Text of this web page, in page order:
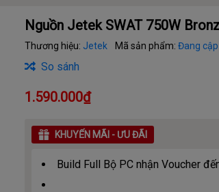
Nguồn Jetek SWAT 750W
Thương hiệu: Jetek Mã sản phẩm:Đang
So sánh
1.590.000₫
KHUYẾN MÃI - ƯU ĐÃI
Build Full Bộ PC nhận Voucher